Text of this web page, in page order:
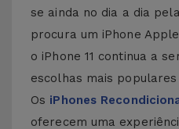
se ainda no dia a dia
procura um iPhone
o iPhone 11 continua a
escolhas mais populares
Os iPhones
oferecem uma